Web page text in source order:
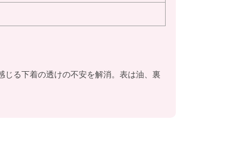
る下着の透けの不安を解消。表は油、裏